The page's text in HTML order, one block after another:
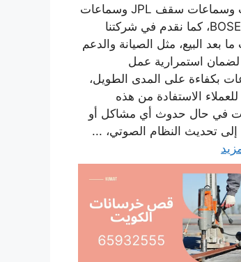
بلوتوث وسماعات سقف JPL وسماعات
سقف BOSE، كما نقدم في شركتنا
بعد البيع، مثل الصيانة والدعم
لضمان استمرارية عمل
بكفاءة على المدى الطويل،
الاستفادة من هذه
في حال حدوث أي مشاكل أو
إلى تحديث النظام الصوتي، ...